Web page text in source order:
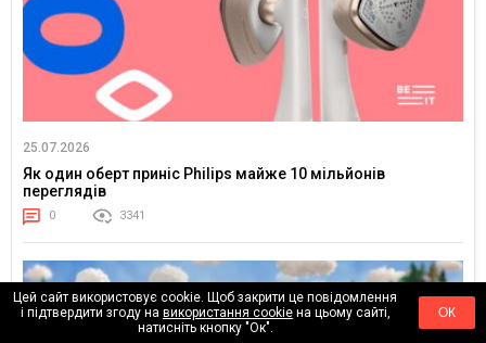
25.07.2026
Як один оберт приніс Philips майже 10 мільйонів
переглядів
0 3341
Цей сайт використовує cookie. Щоб закрити це повідомлення
і підтвердити згоду на використання cookieна цьому сайті,
натисніть кнопку "Ок".
ОК